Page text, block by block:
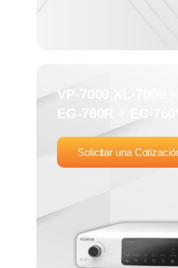
VP-7000 XL-7000 +
EG-760R + EC-
Solicitar una